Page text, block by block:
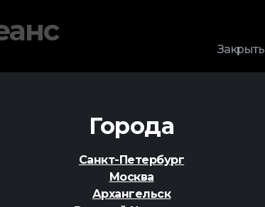
Закрыть
Города
Санкт-Петербург
Москва
Архангельск